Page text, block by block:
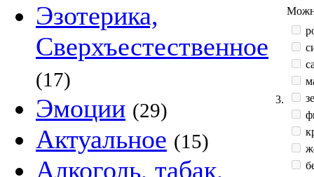
Эзотерика,
Сверхъестественное
(17)
Эмоции (29)
Актуальное (15)
Алкоголь, табак,
3.